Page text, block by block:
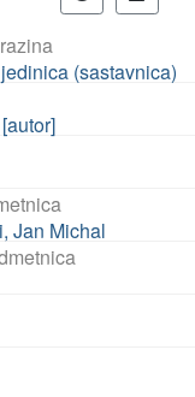
(sastavnica)
Jan Michal